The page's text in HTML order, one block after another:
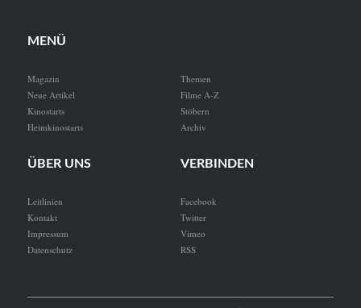
MENÜ
Magazin
Neue Artikel
Kinostarts
Heimkinostarts
Themen
Filme A-Z
Stöbern
Archiv
ÜBER UNS
Leitlinien
Kontakt
Impressum
Datenschutz
VERBINDEN
Facebook
Twitter
Vimeo
RSS